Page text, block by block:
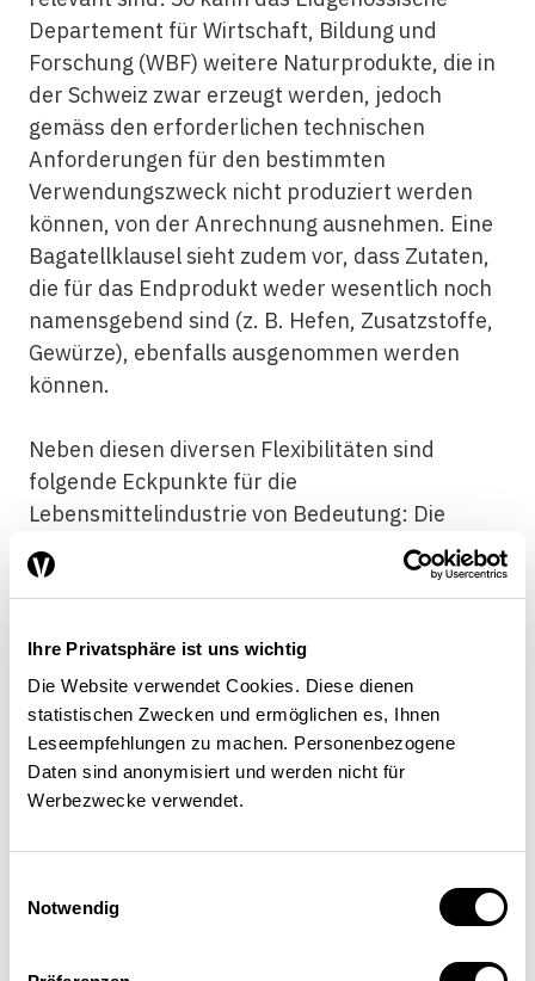
Ihre Privatsphäre ist uns wichtig
Die Website verwendet Cookies. Diese dienen
statistischen Zwecken und ermöglichen es, Ihnen
Leseempfehlungen zu machen. Personenbezogene
Daten sind anonymisiert und werden nicht für
Werbezwecke verwendet.
Notwendig
Departement für Wirtschaft, Bildung und
Forschung (WBF) weitere Naturprodukte, die in
der Schweiz zwar erzeugt werden, jedoch
gemäss den erforderlichen technischen
Anforderungen für den bestimmten
Verwendungszweck nicht produziert werden
können, von der Anrechnung ausnehmen. Eine
Bagatellklausel sieht zudem vor, dass Zutaten,
die für das Endprodukt weder wesentlich noch
namensgebend sind (z. B. Hefen, Zusatzstoffe,
Gewürze), ebenfalls ausgenommen werden
können.
Neben diesen diversen Flexibilitäten sind
folgende Eckpunkte für die
Lebensmittelindustrie von Bedeutung: Die
Zusammenfassung von einzelnen Rohstoffen zu
sogenannten Halbfabrikaten ist nicht zulässig.
einem schweizerischen Halbfabrikat als
schweizerisch angerechnet (z. B. würde Kakao
im Halbfabrikat Schokolade als schweizerisch
gelten). Zudem wird normales Trinkwasser
nicht zur Ermittlung des Swissness-Anteils
angerechnet (mit Ausnahme von Quell- und